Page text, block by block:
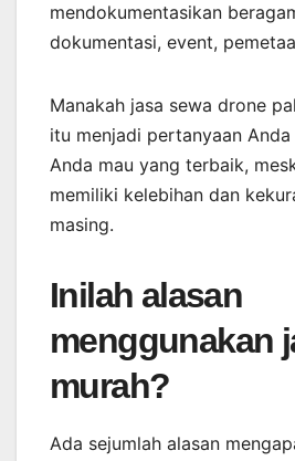
mendokumentasikan
dokumentasi, event,
Manakah jasa sewa drone
itu menjadi pertanyaan Anda
Anda mau yang terbaik,
memiliki kelebihan dan
masing.
Inilah alasan
menggunakan
murah?
Ada sejumlah alasan